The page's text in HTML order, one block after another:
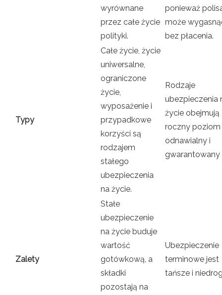
wyrównane
przez całe życie
polityki.
ponieważ
może
bez płacenia.
Typy
Całe życie, życie
uniwersalne,
ograniczone
życie,
wyposażenie i
przypadkowe
korzyści są
rodzajem
stałego
ubezpieczenia
na życie.
Rodzaje
ubezpieczenia
życie obejmują
roczny poziom
odnawialny i
gwarantowany
Zalety
Stałe
ubezpieczenie
na życie buduje
wartość
gotówkową, a
składki
pozostają na
Ubezpieczenie
terminowe jest
tańsze i